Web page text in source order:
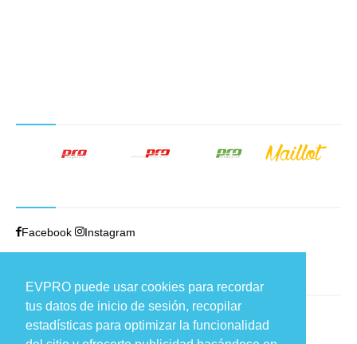
EVPRO puede usar cookies para recordar
tus datos de inicio de sesión, recopilar
estadísticas para optimizar la funcionalidad
Facebook Instagram
TRABAJAMOS EN
Carretera de Fuencarral, 44
Edificio 9, loft 1 – 28108 Alcobendas (Madrid)